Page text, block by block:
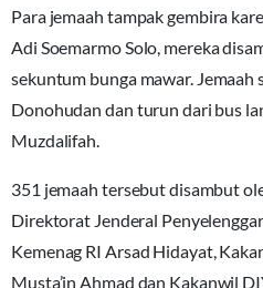
Para jemaah tampak gembira
Adi Soemarmo Solo, mereka
sekuntum bunga mawar. Jemaah
Donohudan dan turun dari bus
Muzdalifah.
351 jemaah tersebut disambut
Direktorat Jenderal
Kemenag RI Arsad Hidayat,
Musta’in Ahmad dan Kakanwil